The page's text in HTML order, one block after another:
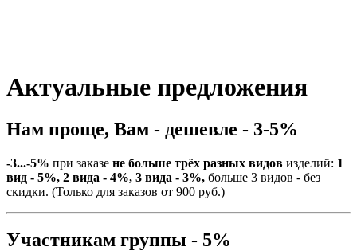
Актуальные предложения
Нам проще, Вам - дешевле - 3-5%
-3...-5% при заказе не больше трёх разных видов изделий: 1
вид - 5%, 2 вида - 4%, 3 вида - 3%, больше 3 видов - без
скидки. (Только для заказов от 900 руб.)
Участникам группы - 5%